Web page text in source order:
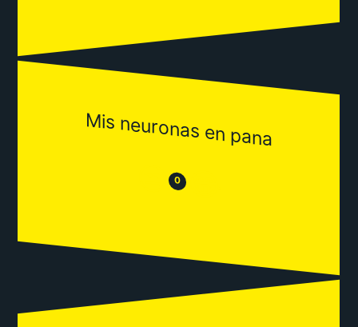
Mis neuronas en pana
😒 0 😂